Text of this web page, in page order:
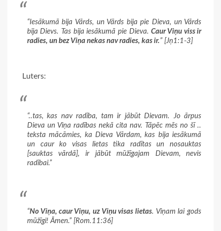
“Iesākumā bija Vārds, un Vārds bija pie Dieva, un Vārds
bija Dievs. Tas bija iesākumā pie Dieva.Caur Viņu viss ir
radies, un bez Viņa nekas nav radies, kas ir.” [Jņ1:1-3]
Luters:
“..tas, kas nav radība, tam ir jābūt Dievam. Jo ārpus
Dieva un Viņa radības nekā cita nav. Tāpēc mēs no šī ..
teksta mācāmies, ka Dieva Vārdam, kas bija iesākumā
un caur ko visas lietas tika radītas un nosauktas
[sauktas vārdā], ir jābūt mūžīgajam Dievam, nevis
radībai.”
“No Viņa, caur Viņu, uz Viņu visas lietas. Viņam lai gods
mūžīgi! Āmen.” [Rom.11:36]